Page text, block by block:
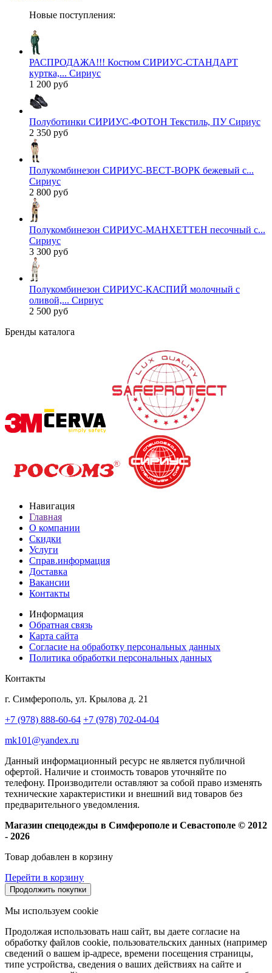
Новые поступления:
РАСПРОДАЖА!!! Костюм СИРИУС-СТАНДАРТ
куртка,... Сириус
1 200 руб
Полуботинки СИРИУС-ФОТОН Текстиль, ПУ Сириус
2 350 руб
Полукомбинезон СИРИУС-ВЕСТ-ВОРК бежевый с...
Сириус
2 800 руб
Полукомбинезон СИРИУС-МАНХЕТТЕН песочный с...
Сириус
3 300 руб
Полукомбинезон СИРИУС-КАСПИЙ молочный с
оливой,... Сириус
2 500 руб
Бренды каталога
Навигация
Главная
О компании
Скидки
Услуги
Справ.информация
Доставка
Вакансии
Контакты
Информация
Обратная связь
Карта сайта
Согласие на обработку персональных данных
Политика обработки персональных данных
Контакты
г. Симферополь, ул. Крылова д. 21
+7 (978) 888-60-64 +7 (978) 702-04-04
mk101@yandex.ru
Данный информационный ресурс не является публичной
офертой. Наличие и стоимость товаров уточняйте по
телефону. Производители оставляют за собой право изменять
технические характеристики и внешний вид товаров без
предварительного уведомления.
Магазин спецодежды в Симферополе и Севастополе © 2012
- 2026
Товар добавлен в корзину
Перейти в корзину
Продолжить покупки
Мы используем cookie
Продолжая использовать наш сайт, вы даете согласие на
обработку файлов cookie, пользовательских данных (например
сведений о вашем ip-адресе, времени посещения страницы,
типе устройства, сведения о ваших действиях на сайте и